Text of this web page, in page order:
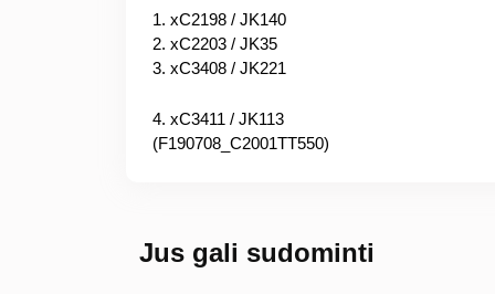
1. xC2198 / JK140
2. xC2203 / JK35
3. xC3408 / JK221
4. xC3411 / JK113
(F190708_C2001TT550)
Jus gali sudominti